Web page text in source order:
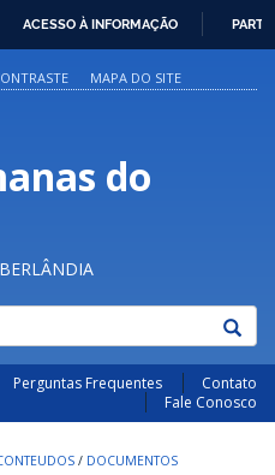
PARA
O
ACESSO À INFORMAÇÃO
MAPA DO SITE
do
Perguntas Frequentes
Contato
Fale Conosco
/ DOCUMENTOS